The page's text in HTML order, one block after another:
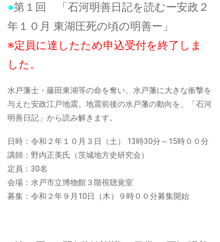
●第１回 「石河明善日記を読むー安政２
年１０月 東湖圧死の頃の明善ー」
※定員に達したため申込受付を終了しま
した。
水戸藩士・藤田東湖等の命を奪い、水戸藩に大きな衝撃を
与えた安政江戸地震。地震前後の水戸藩の動向を、「石河
明善日記」から読み解きます。
日時：令和２年１０月３日（土） 13時30分～15時００分
講師：野内正美氏（茨城地方史研究会）
定員：30名
会場：水戸市立博物館３階視聴覚室
募集：令和２年９月10日（木）９時００分募集開始